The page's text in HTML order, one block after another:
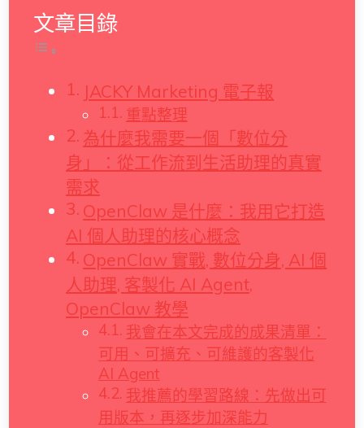
文章目錄
JACKY Marketing 電子報
重點整理
為什麼我需要一個「數位分
身」：從工作流到生活助理的真實
需求
OpenClaw 是什麼：我用它打造
AI 個人助理的核心概念
OpenClaw 實戰, 數位分身, AI 個
人助理, 客製化 AI Agent,
OpenClaw 教學
我會在本文完成的成果清單：
可用、可擴充、可維護的客製化
AI Agent
我推薦的學習路線：先做出可
用版本，再逐步加深能力